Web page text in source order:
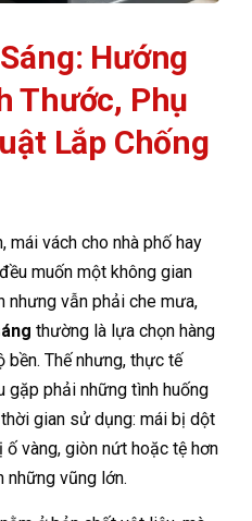
Hướng
Thước, Phụ
Lắp Chống
mái vách cho nhà phố hay
muốn một không gian
nhưng vẫn phải che mưa,
thường là lựa chọn hàng
Thế nhưng, thực tế
gặp phải những tình huống
gian sử dụng: mái bị dột
vàng, giòn nứt hoặc tệ hơn
những vũng lớn.